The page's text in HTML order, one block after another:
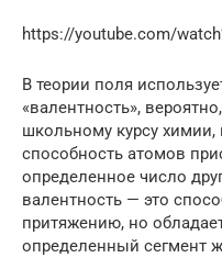
https://youtube.com/
В теории поля
«валентность»,
школьному курсу химии,
способность атомов
определенное число
валентность — это
притяжению, но
определенный сегмент